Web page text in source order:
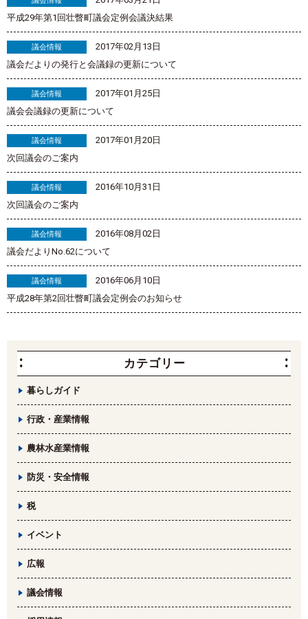
平成29年第1回壮瞥町議会定例会議決結果
議会情報
2017年02月13日
議会だよりの発行と会議録の更新について
議会情報
2017年01月25日
議会会議録の更新について
議会情報
2017年01月20日
次回議会のご案内
議会情報
2016年10月31日
次回議会のご案内
議会情報
2016年08月02日
議会だよりNo.62について
議会情報
2016年06月10日
平成28年第2回壮瞥町議会定例会のお知らせ
カテゴリー
暮らしガイド
行政・産業情報
農林水産業情報
防災・安全情報
税
イベント
広報
議会情報